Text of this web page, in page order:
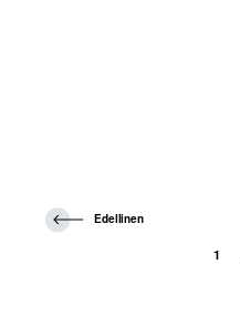
EEdellinen
1